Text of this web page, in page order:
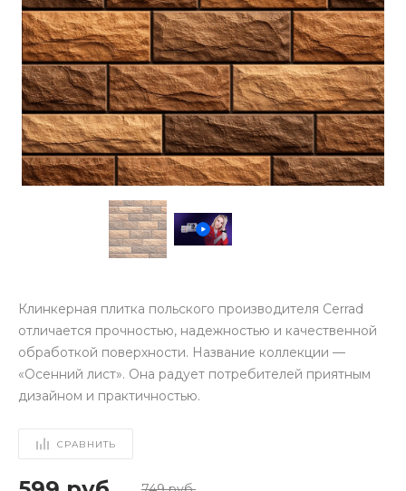
Клинкерная плитка польского производителя Cerrad
отличается прочностью, надежностью и качественной
обработкой поверхности. Название коллекции —
«Осенний лист». Она радует потребителей приятным
дизайном и практичностью.
СРАВНИТЬ